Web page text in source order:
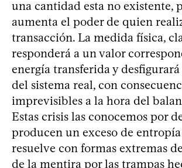
una cantidad esta no existente,
aumenta el poder de quien
transacción. La medida física,
responderá a un valor
energía transferida y
del sistema real, con
imprevisibles a la hora del
Estas crisis las conocemos por
producen un exceso de entropía
resuelve con formas extremas
de la mentira por las trampas